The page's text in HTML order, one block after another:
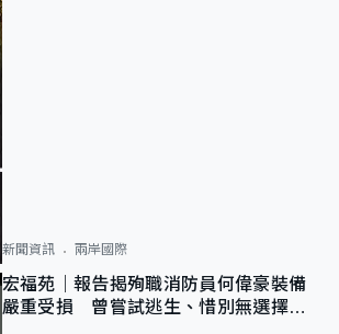
新聞資訊 兩岸國際
宏福苑｜報告揭殉職消防員何偉豪裝備
嚴重受損 曾嘗試逃生、惜別無選擇下